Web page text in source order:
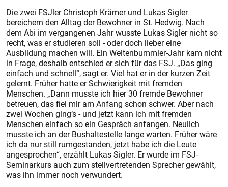
Die zwei FSJler Christoph Krämer und Lukas Sigler
bereichern den Alltag der Bewohner in St. Hedwig. Nach
dem Abi im vergangenen Jahr wusste Lukas Sigler nicht so
recht, was er studieren soll - oder doch lieber eine
Ausbildung machen will. Ein Weltenbummler-Jahr kam nicht
in Frage, deshalb entschied er sich für das FSJ. „Das ging
einfach und schnell“, sagt er. Viel hat er in der kurzen Zeit
gelernt. Früher hatte er Schwierigkeit mit fremden
Menschen. „Dann musste ich hier 30 fremde Bewohner
betreuen, das fiel mir am Anfang schon schwer. Aber nach
zwei Wochen ging‘s - und jetzt kann ich mit fremden
Menschen einfach so ein Gespräch anfangen. Neulich
musste ich an der Bushaltestelle lange warten. Früher wäre
ich da nur still rumgestanden, jetzt habe ich die Leute
angesprochen“, erzählt Lukas Sigler. Er wurde im FSJ-
Seminarkurs auch zum stellvertretenden Sprecher gewählt,
was ihn immer noch verwundert.